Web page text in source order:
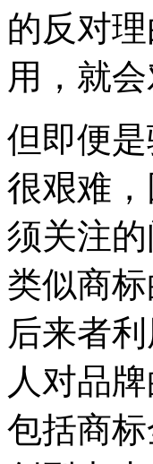
的反对
用，就
但即便
很艰难
须关注
类似商
后来者
人对品
包括商